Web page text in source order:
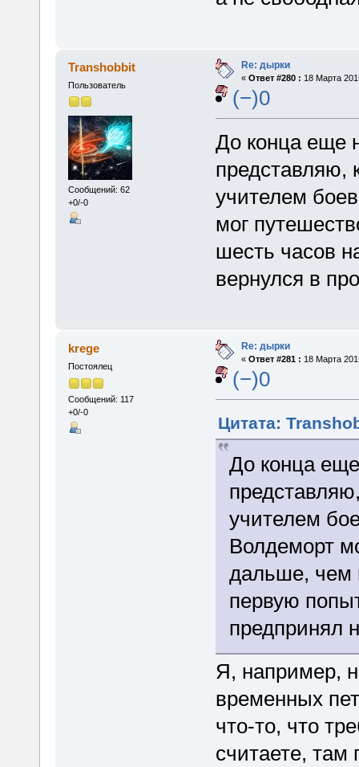
Transhobbit
Пользователь
Сообщений: 62
+0/-0
Re: дырки
« Ответ #280 : 18 Марта
(−)0
До конца еще
представляю,
учителем
мог
шесть часов
вернулся в
krege
Постоялец
Сообщений: 117
+0/-0
Re: дырки
« Ответ #281 : 18 Марта
(−)0
Цитата:
До конца
учителем
Волдеморт
дальше, чем
первую
предпринял
Я, например,
временных
что-то, что
считаете, там